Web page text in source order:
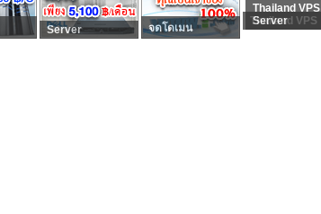
Server จดโดเมน
Thailand VPS
Thailand VPS
Server